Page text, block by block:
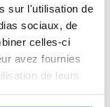
sur l'utilisation de
sociaux, de
celles-ci
avez fournies
de leurs